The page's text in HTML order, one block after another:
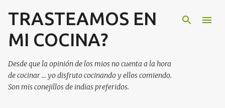
Ir al contenido principal
TRASTEAMOS EN
MI COCINA?
Desde que la opinión de los mios no cuenta a la hora
de cocinar ... yo disfruto cocinando y ellos comiendo.
Son mis conejillos de indias preferidos.